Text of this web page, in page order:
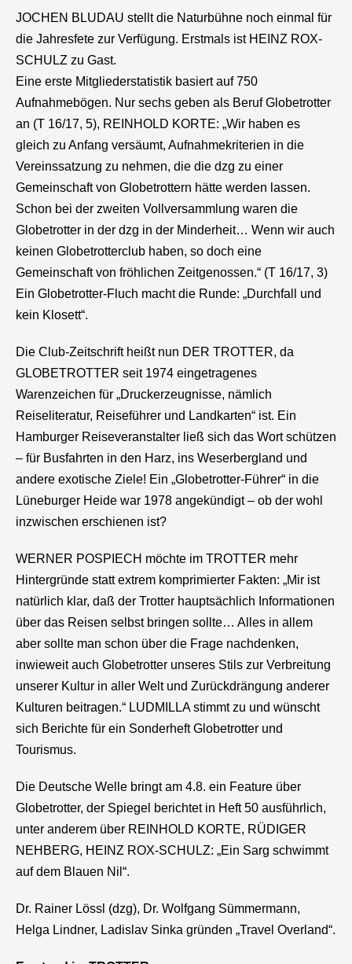
JOCHEN BLUDAU stellt die Naturbühne noch einmal für
die Jahresfete zur Verfügung. Erstmals ist HEINZ ROX-
SCHULZ zu Gast.
Eine erste Mitgliederstatistik basiert auf 750
Aufnahmebögen. Nur sechs geben als Beruf Globetrotter
an (T 16/17, 5), REINHOLD KORTE: „Wir haben es
gleich zu Anfang versäumt, Aufnahmekriterien in die
Vereinssatzung zu nehmen, die die dzg zu einer
Gemeinschaft von Globetrottern hätte werden lassen.
Schon bei der zweiten Vollversammlung waren die
Globetrotter in der dzg in der Minderheit… Wenn wir auch
keinen Globetrotterclub haben, so doch eine
Gemeinschaft von fröhlichen Zeitgenossen.“ (T 16/17, 3)
Ein Globetrotter-Fluch macht die Runde: „Durchfall und
kein Klosett“.
Die Club-Zeitschrift heißt nun DER TROTTER, da
GLOBETROTTER seit 1974 eingetragenes
Warenzeichen für „Druckerzeugnisse, nämlich
Reiseliteratur, Reiseführer und Landkarten“ ist. Ein
Hamburger Reiseveranstalter ließ sich das Wort schützen
– für Busfahrten in den Harz, ins Weserbergland und
andere exotische Ziele! Ein „Globetrotter-Führer“ in die
Lüneburger Heide war 1978 angekündigt – ob der wohl
inzwischen erschienen ist?
WERNER POSPIECH möchte im TROTTER mehr
Hintergründe statt extrem komprimierter Fakten: „Mir ist
natürlich klar, daß der Trotter hauptsächlich Informationen
über das Reisen selbst bringen sollte… Alles in allem
aber sollte man schon über die Frage nachdenken,
inwieweit auch Globetrotter unseres Stils zur Verbreitung
unserer Kultur in aller Welt und Zurückdrängung anderer
Kulturen beitragen.“ LUDMILLA stimmt zu und wünscht
sich Berichte für ein Sonderheft Globetrotter und
Tourismus.
Die Deutsche Welle bringt am 4.8. ein Feature über
Globetrotter, der Spiegel berichtet in Heft 50 ausführlich,
unter anderem über REINHOLD KORTE, RÜDIGER
NEHBERG, HEINZ ROX-SCHULZ: „Ein Sarg schwimmt
auf dem Blauen Nil“.
Dr. Rainer Lössl (dzg), Dr. Wolfgang Sümmermann,
Helga Lindner, Ladislav Sinka gründen „Travel Overland“.